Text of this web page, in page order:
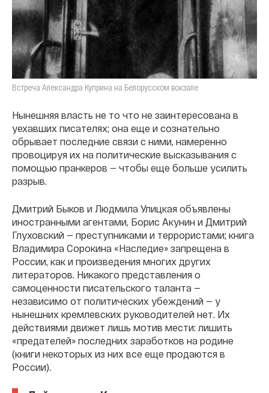
Встреча Александра Куприна на Белорусском вокзале
Нынешняя власть не то что не заинтересована в
уехавших писателях; она еще и сознательно
обрывает последние связи с ними, намеренно
провоцируя их на политические высказывания с
помощью пранкеров — чтобы еще больше усилить
разрыв.
Дмитрий Быков и Людмила Улицкая объявлены
иностранными агентами, Борис Акунин и Дмитрий
Глуховский — преступниками и террористами; книга
Владимира Сорокина «Наследие» запрещена в
России, как и произведения многих других
литераторов. Никакого представления о
самоценности писательского таланта —
независимо от политических убеждений — у
нынешних кремлевских руководителей нет. Их
действиями движет лишь мотив мести: лишить
«предателей» последних заработков на родине
(книги некоторых из них все еще продаются в
России).